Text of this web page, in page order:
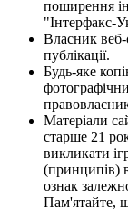
поширення
"Інтерфакс-
Власник веб-
публікації.
Будь-яке
Матеріали
старше 21
викликати
(принципів)
ознак
Пам'ятайте,